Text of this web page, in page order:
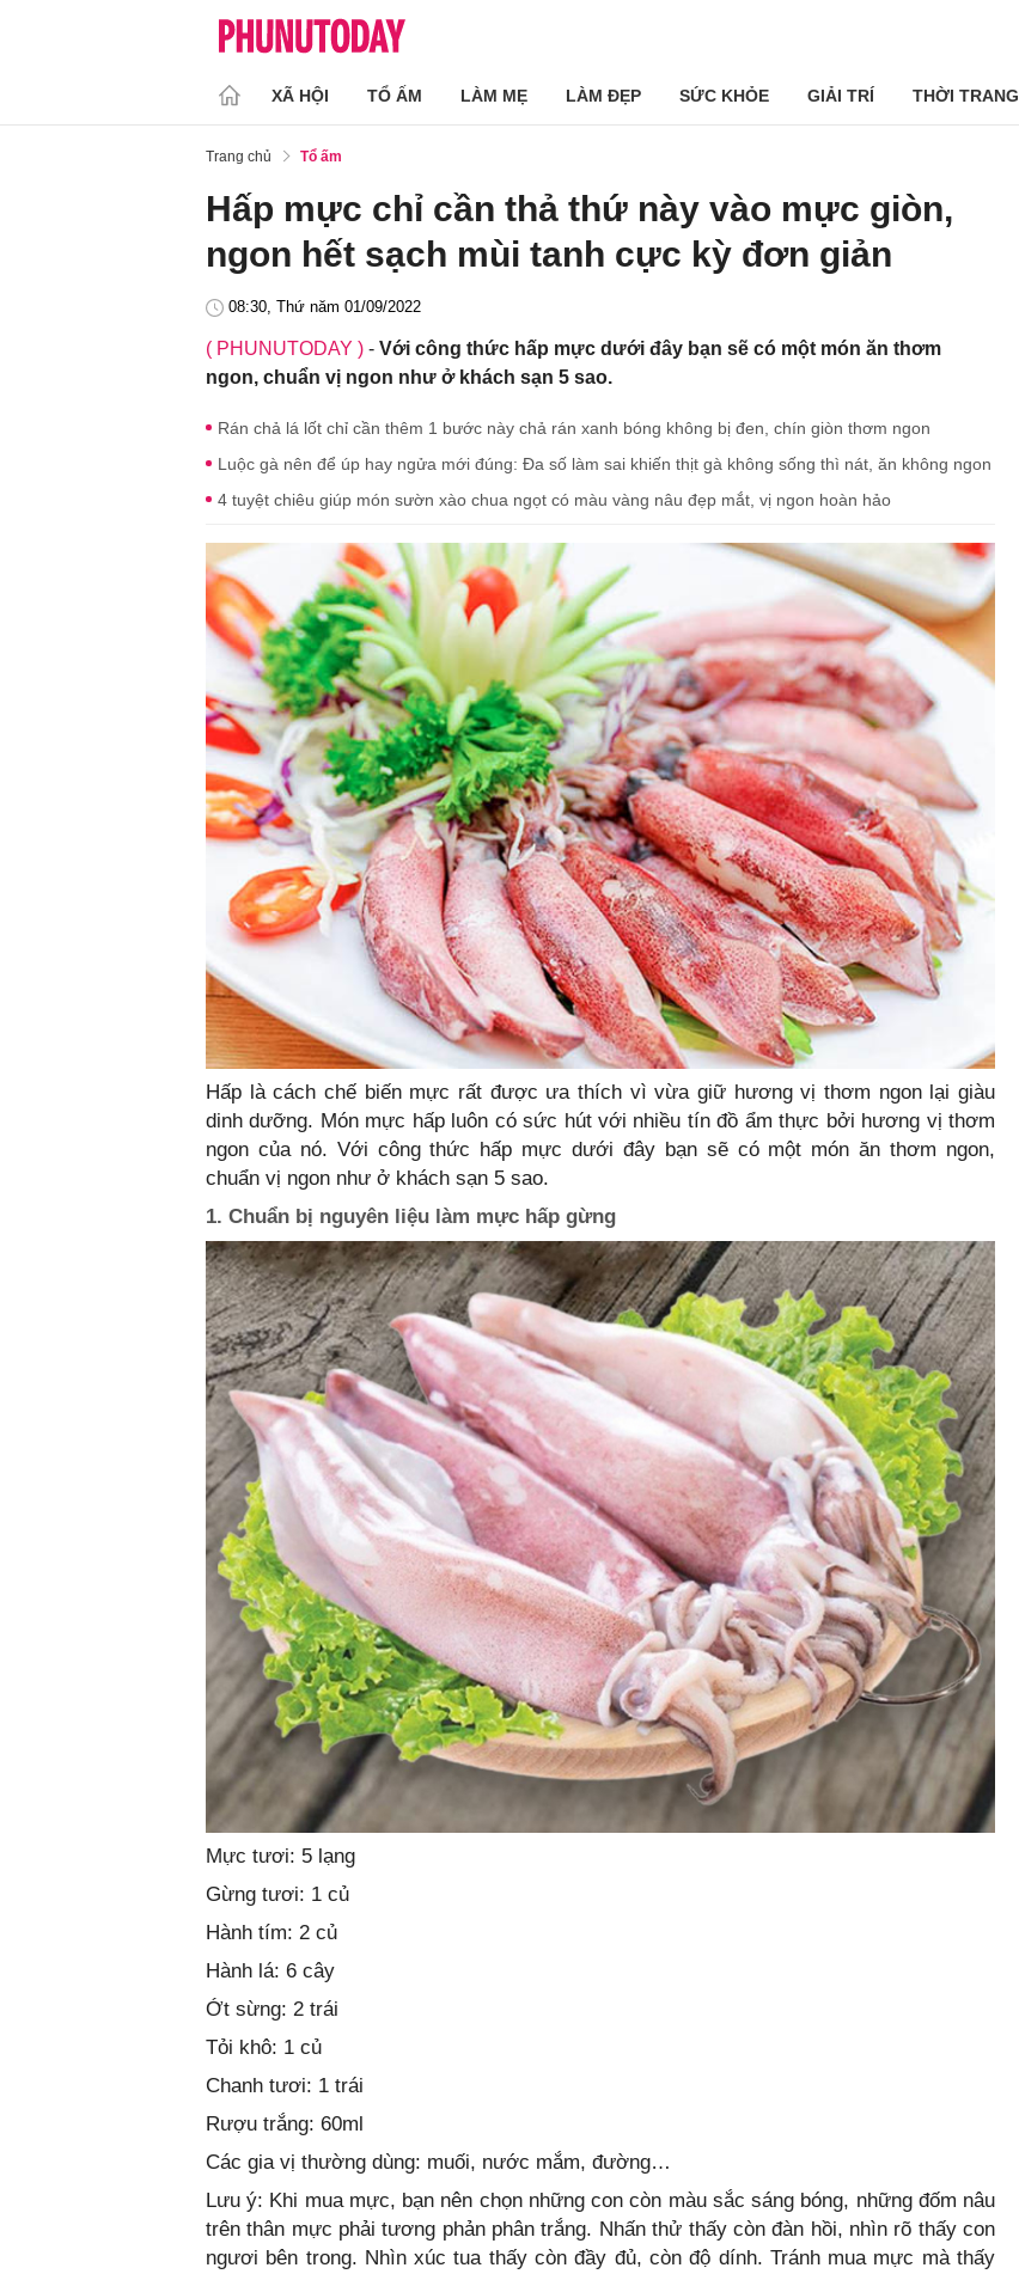
XÃ HỘI TỔ ẤM LÀM MẸ LÀM ĐẸP SỨC KHỎE GIẢI TRÍ THỜI TRANG
Trang chủ Tổ ấm
Hấp mực chỉ cần thả thứ này vào mực giòn,
ngon hết sạch mùi tanh cực kỳ đơn giản
08:30, Thứ năm 01/09/2022
( PHUNUTODAY ) - Với công thức hấp mực dưới đây bạn sẽ có một món ăn thơm
ngon, chuẩn vị ngon như ở khách sạn 5 sao.
Rán chả lá lốt chỉ cần thêm 1 bước này chả rán xanh bóng không bị đen, chín giòn thơm ngon
Luộc gà nên để úp hay ngửa mới đúng: Đa số làm sai khiến thịt gà không sống thì nát, ăn không ngon
4 tuyệt chiêu giúp món sườn xào chua ngọt có màu vàng nâu đẹp mắt, vị ngon hoàn hảo
Hấp là cách chế biến mực rất được ưa thích vì vừa giữ hương vị thơm ngon lại giàu
dinh dưỡng. Món mực hấp luôn có sức hút với nhiều tín đồ ẩm thực bởi hương vị thơm
ngon của nó. Với công thức hấp mực dưới đây bạn sẽ có một món ăn thơm ngon,
chuẩn vị ngon như ở khách sạn 5 sao.
1. Chuẩn bị nguyên liệu làm mực hấp gừng
Mực tươi: 5 lạng
Gừng tươi: 1 củ
Hành tím: 2 củ
Hành lá: 6 cây
Ớt sừng: 2 trái
Tỏi khô: 1 củ
Chanh tươi: 1 trái
Rượu trắng: 60ml
Các gia vị thường dùng: muối, nước mắm, đường…
Lưu ý: Khi mua mực, bạn nên chọn những con còn màu sắc sáng bóng, những đốm nâu
trên thân mực phải tương phản phân trắng. Nhấn thử thấy còn đàn hồi, nhìn rõ thấy con
ngươi bên trong. Nhìn xúc tua thấy còn đầy đủ, còn độ dính. Tránh mua mực mà thấy